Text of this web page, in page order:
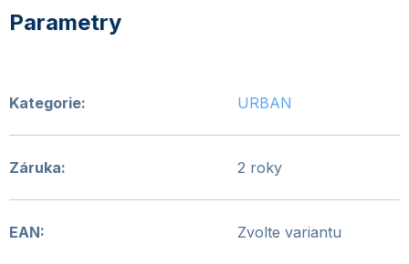
Kategorie: URBAN
Záruka: 2 roky
EAN: Zvolte variantu